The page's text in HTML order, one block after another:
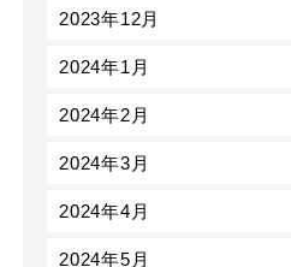
2023年12月
2024年1月
2024年2月
2024年3月
2024年4月
2024年5月